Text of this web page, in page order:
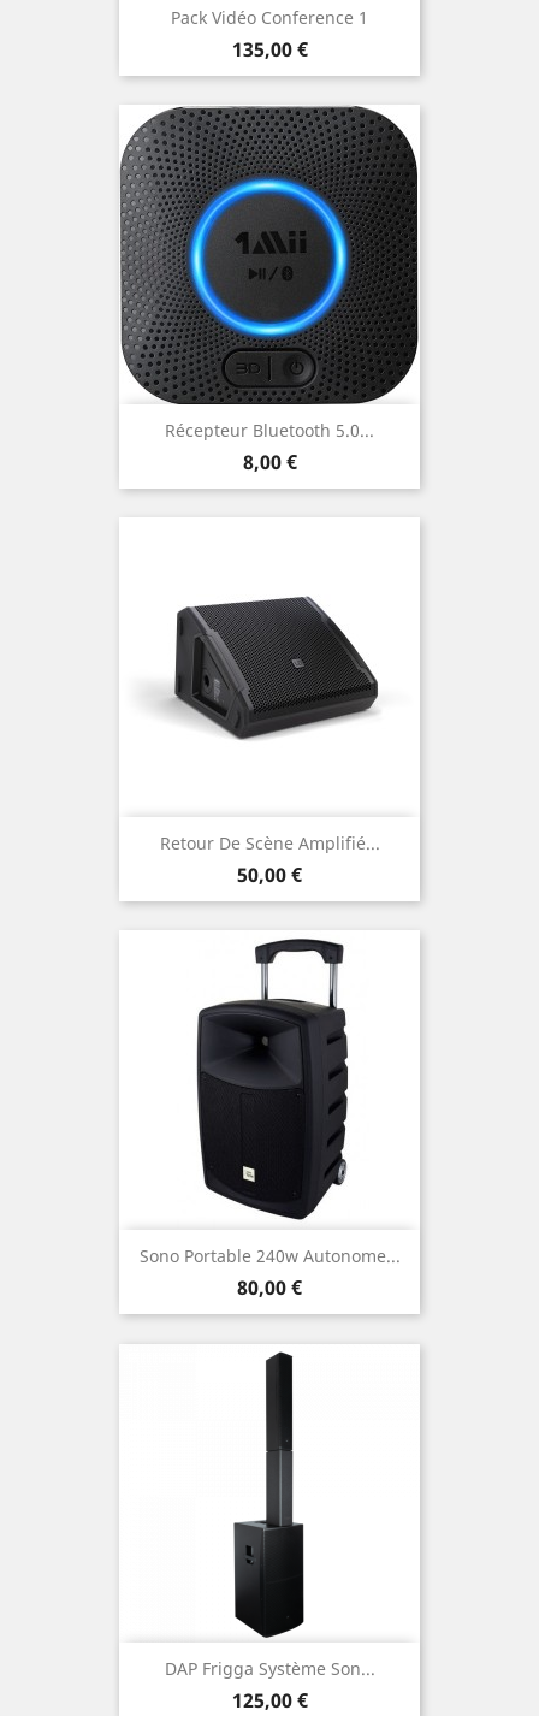
Pack Vidéo Conference 1
Prix
135,00 €
Récepteur Bluetooth 5.0...
Prix
8,00 €
Retour De Scène Amplifié...
Prix
50,00 €
Sono Portable 240w Autonome...
Prix
80,00 €
DAP Frigga Système Son...
Prix
125,00 €